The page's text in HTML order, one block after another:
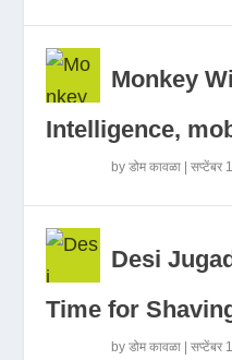
Monkey
Intelligence,
byडोम कावळा |सप्टेंबर
Desi
Time for
byडोम कावळा |सप्टेंबर